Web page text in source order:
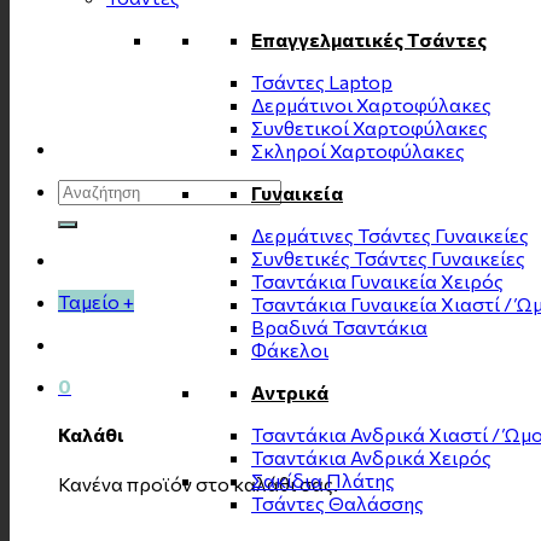
Αναζήτηση
για:
Ταμείο +
0
Καλάθι
Κανένα προϊόν στο καλάθι σας.
Επαγγελματικές Τσάντες
Τσάντες Laptop
Δερμάτινοι Χαρτοφύλακες
Συνθετικοί Χαρτοφύλακες
Σκληροί Χαρτοφύλακες
Γυναικεία
Δερμάτινες Τσάντες Γυναικείες
Συνθετικές Τσάντες Γυναικείες
Τσαντάκια Γυναικεία Χειρός
Τσαντάκια Γυναικεία Χιαστί /
Βραδινά Τσαντάκια
Φάκελοι
Αντρικά
Τσαντάκια Ανδρικά Χιαστί /
Τσαντάκια Ανδρικά Χειρός
Σακίδια Πλάτης
Τσάντες Θαλάσσης